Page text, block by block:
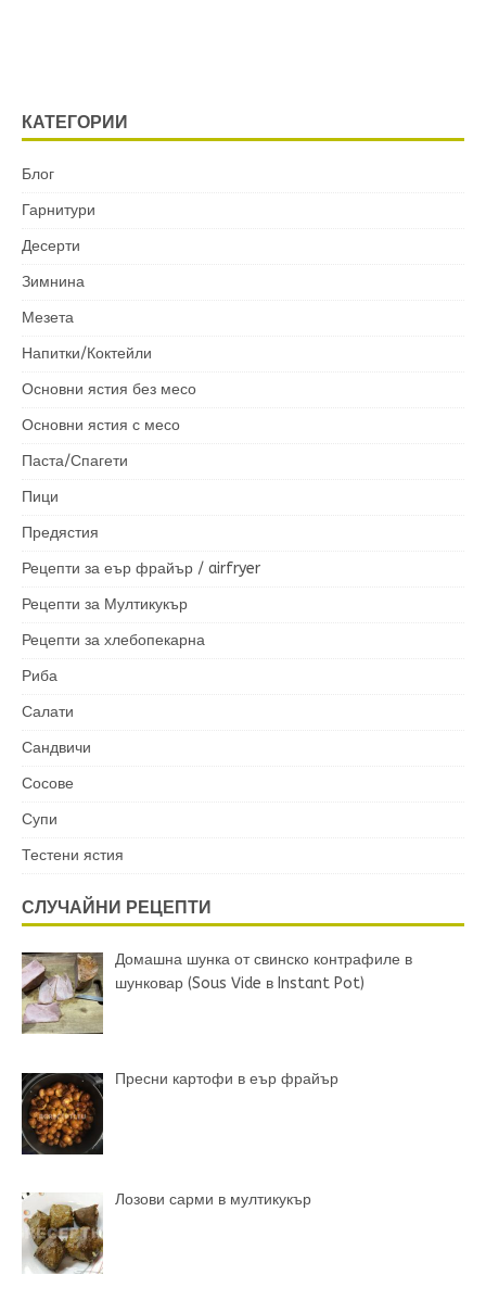
КАТЕГОРИИ
Блог
Гарнитури
Десерти
Зимнина
Мезета
Напитки/Коктейли
Основни ястия без месо
Основни ястия с месо
Паста/Спагети
Пици
Предястия
Рецепти за еър фрайър / airfryer
Рецепти за Мултикукър
Рецепти за хлебопекарна
Риба
Салати
Сандвичи
Сосове
Супи
Тестени ястия
СЛУЧАЙНИ РЕЦЕПТИ
Домашна шунка от свинско контрафиле в
шунковар (Sous Vide в Instant Pot)
Пресни картофи в еър фрайър
Лозови сарми в мултикукър